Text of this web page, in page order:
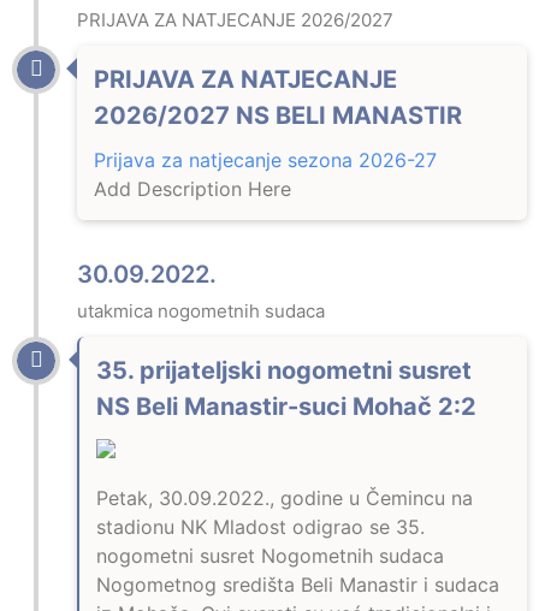
PRIJAVA ZA NATJECANJE 2026/2027
PRIJAVA ZA NATJECANJE
2026/2027 NS BELI MANASTIR
Prijava za natjecanje sezona 2026-27
Add Description Here
30.09.2022.
utakmica nogometnih sudaca
35. prijateljski nogometni susret
NS Beli Manastir-suci Mohač 2:2
Petak, 30.09.2022., godine u Čemincu na
stadionu NK Mladost odigrao se 35.
nogometni susret Nogometnih sudaca
Nogometnog središta Beli Manastir i sudaca